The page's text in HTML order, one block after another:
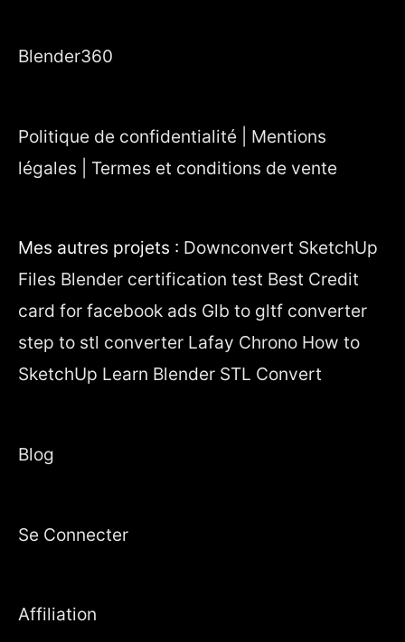
Blender360
Politique de confidentialité | Mentions
légales | Termes et conditions de vente
Mes autres projets : Downconvert SketchUp
Files Blender certification test Best Credit
card for facebook ads Glb to gltf converter
step to stl converter Lafay Chrono How to
SketchUp Learn Blender STL Convert
Blog
Se Connecter
Affiliation